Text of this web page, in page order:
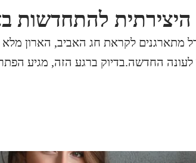
להתחדשות
מתארגנים לקראת חג האביב, הארון
החדשה.בדיוק ברגע הזה, מגיע